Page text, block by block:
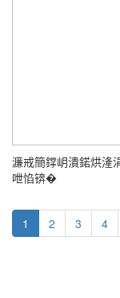
濂戒簡鐣岄潰鍩烘湰
呭惂锛�
1 2 3 4